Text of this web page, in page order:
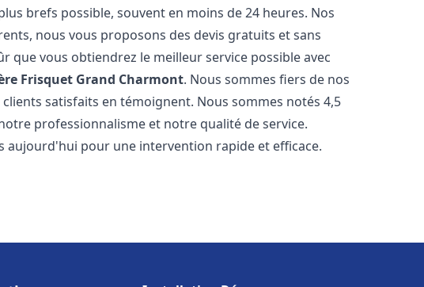
brefs possible, souvent en moins de 24 heures. Nos
nous vous proposons des devis gratuits et sans
que vous obtiendrez le meilleur service possible avec
Frisquet Grand Charmont. Nous sommes fiers de nos
satisfaits en témoignent. Nous sommes notés 4,5
professionnalisme et notre qualité de service.
aujourd'hui pour une intervention rapide et efficace.